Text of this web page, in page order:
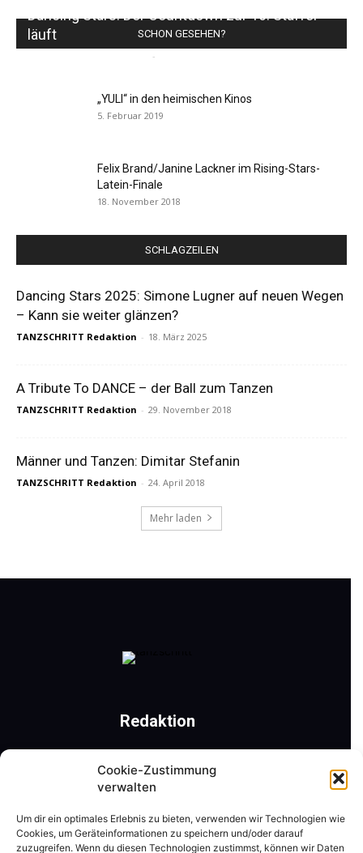
Cookie-Zustimmung
verwalten
Um dir ein optimales Erlebnis zu bieten, verwenden wir Technologien wie
Cookies, um Geräteinformationen zu speichern und/oder darauf
zuzugreifen. Wenn du diesen Technologien zustimmst, können wir Daten
SCHON GESEHEN?
Dancing Stars: Der Countdown zur 16. Staffel
läuft
-
„YULI“ in den heimischen Kinos
5. Februar 2019
Felix Brand/Janine Lackner im Rising-Stars-
Latein-Finale
18. November 2018
SCHLAGZEILEN
Dancing Stars 2025: Simone Lugner auf neuen Wegen
– Kann sie weiter glänzen?
TANZSCHRITT Redaktion - 18. März 2025
A Tribute To DANCE – der Ball zum Tanzen
TANZSCHRITT Redaktion - 29. November 2018
Männer und Tanzen: Dimitar Stefanin
TANZSCHRITT Redaktion - 24. April 2018
Mehr laden
Redaktion
Mobil: +43 650 31 22 477 | Tel.: +43 4229 40 261
Kontaktieren Sie uns: redaktion@tanzschritt.at